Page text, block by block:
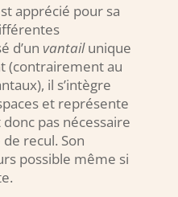
apprécié pour sa
d’un vantailunique
(contrairement au
il s’intègre
et représente
donc pas nécessaire
recul. Son
possible même si